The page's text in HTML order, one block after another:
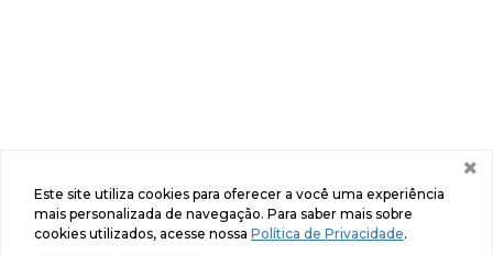
Este site utiliza cookies para oferecer a você uma experiência
mais personalizada de navegação. Para saber mais sobre
cookies utilizados, acesse nossa Política de Privacidade.